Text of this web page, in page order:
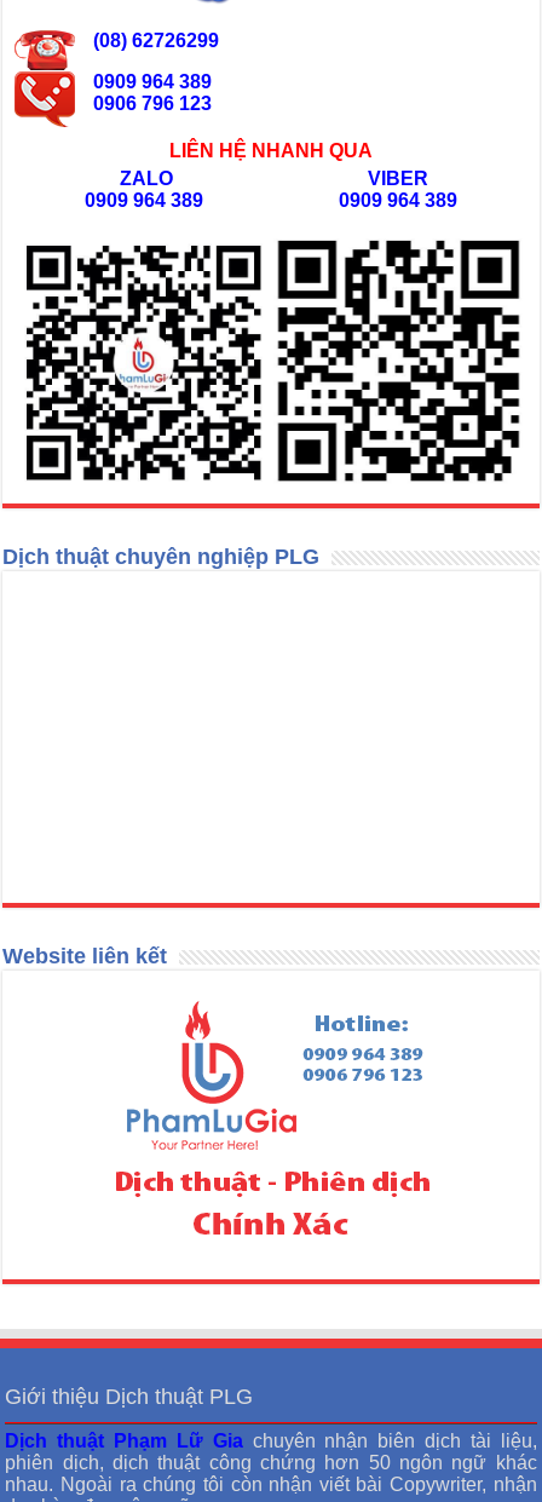
(08) 62726299
0909 964 389
0906 796 123
LIÊN HỆ NHANH QUA
ZALO
0909 964 389
VIBER
0909 964 389
Dịch thuật chuyên nghiệp PLG
Website liên kết
Giới thiệu Dịch thuật PLG
Dịch thuật Phạm Lữ Giachuyên nhận biên dịch tài liệu,
phiên dịch, dịch thuật công chứng hơn 50 ngôn ngữ khác
nhau. Ngoài ra chúng tôi còn nhận viết bài Copywriter, nhận